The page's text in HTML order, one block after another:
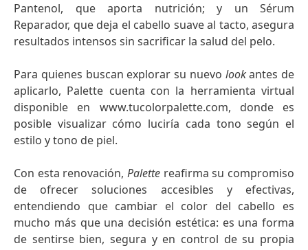
Pantenol, que aporta nutrición; y un Sérum
Reparador, que deja el cabello suave al tacto, asegura
resultados intensos sin sacrificar la salud del pelo.
Para quienes buscan explorar su nuevo lookantes de
aplicarlo, Palette cuenta con la herramienta virtual
disponible en www.tucolorpalette.com, donde es
posible visualizar cómo luciría cada tono según el
estilo y tono de piel.
Con esta renovación, Palette reafirma su compromiso
de ofrecer soluciones accesibles y efectivas,
entendiendo que cambiar el color del cabello es
mucho más que una decisión estética: es una forma
de sentirse bien, segura y en control de su propia